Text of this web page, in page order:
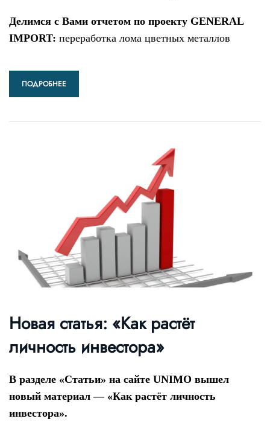
Делимся с Вами отчетом по проекту GENERAL
IMPORT: переработка лома цветных металлов
ПОДРОБНЕЕ
Новая статья: «Как растёт
личность инвестора»
В разделе «Статьи» на сайте UNIMO вышел
новый материал — «Как растёт личность
инвестора».